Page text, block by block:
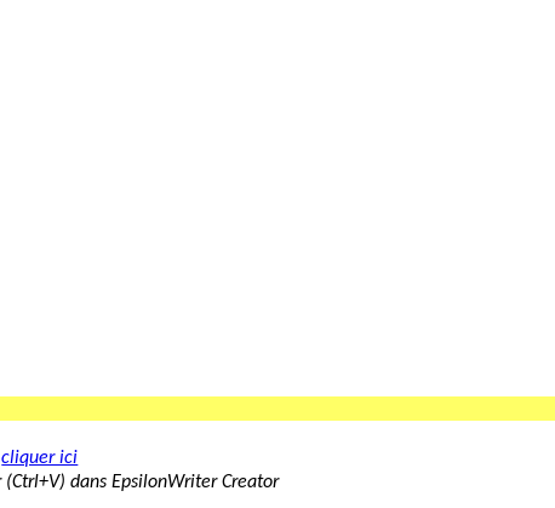
cliquer ici
dans EpsilonWriter Creator